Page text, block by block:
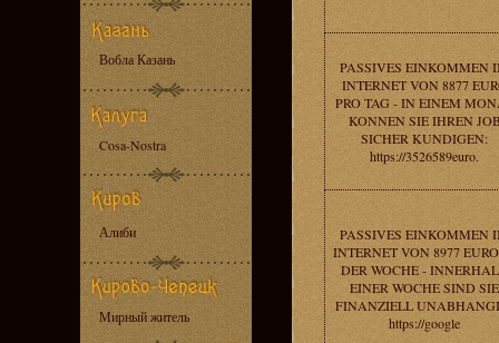
Вобла Казань
Cosa-Nostra
Алиби
Мирный житель
PASSIVES EINKOMMEN
INTERNET VON 8877
PRO TAG - IN EINEM
KONNEN SIE IHREN
SICHER KUNDIGEN:
https://3526589euro.
PASSIVES EINKOMMEN
INTERNET VON 8977
DER WOCHE -
EINER WOCHE SIND SIE
FINANZIELL
https://google